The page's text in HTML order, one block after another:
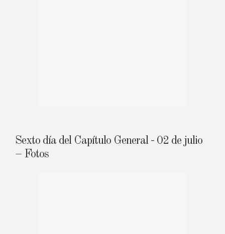
Sexto día del Capítulo General - 02 de julio
– Fotos